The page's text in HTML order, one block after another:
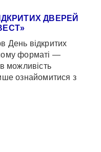
ДВЕРЕЙ
День відкритих
форматі —
можливість
ознайомитися з